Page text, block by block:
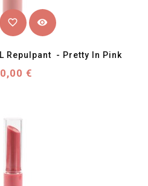
favorite_border visibility
Repulpant  - Pretty In Pink
€